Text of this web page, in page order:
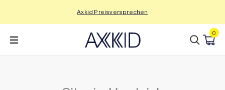
wechseln
Axkid Preisversprechen
0